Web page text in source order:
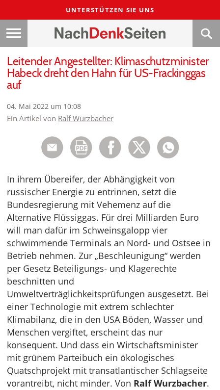
UNTERSTÜTZEN SIE UNS
Leitender Angestellter: Klimaschutzminister
Habeck dreht den Hahn für US-Frackinggas
auf
04. Mai 2022 um 10:08
Ein Artikel von Ralf Wurzbacher
In ihrem Übereifer, der Abhängigkeit von
russischer Energie zu entrinnen, setzt die
Bundesregierung mit Vehemenz auf die
Alternative Flüssiggas. Für drei Milliarden Euro
will man dafür im Schweinsgalopp vier
schwimmende Terminals an Nord- und Ostsee in
Betrieb nehmen. Zur „Beschleunigung“ werden
per Gesetz Beteiligungs- und Klagerechte
beschnitten und
Umweltverträglichkeitsprüfungen ausgesetzt. Bei
einer Technologie mit extrem schlechter
Klimabilanz, die in den USA Böden, Wasser und
Menschen vergiftet, erscheint das nur
konsequent. Und dass ein Wirtschaftsminister
mit grünem Parteibuch ein ökologisches
Quatschprojekt mit transatlantischer Schlagseite
vorantreibt, nicht minder. Von Ralf Wurzbacher.